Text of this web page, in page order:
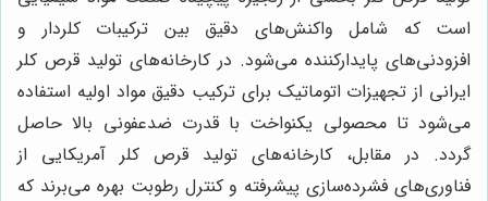
است که شامل واکنش‌های دقیق بین ترکیبات کلردار و
افزودنی‌های پایدارکننده می‌شود. در کارخانه‌های تولید قرص کلر
ایرانی از تجهیزات اتوماتیک برای ترکیب دقیق مواد اولیه استفاده
می‌شود تا محصولی یکنواخت با قدرت ضدعفونی بالا حاصل
گردد. در مقابل، کارخانه‌های تولید قرص کلر آمریکایی از
فناوری‌های فشرده‌سازی پیشرفته و کنترل رطوبت بهره می‌برند که